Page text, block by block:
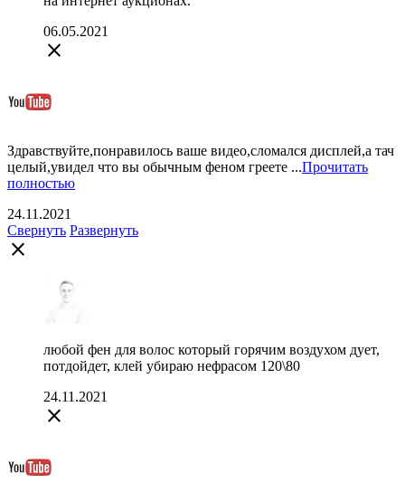
06.05.2021
close
Здравствуйте,понравилось ваше видео,сломался дисплей,а тач
целый,увидел что вы обычным феном греете ...Прочитать
полностью
24.11.2021
Свернуть Развернуть
close
любой фен для волос который горячим воздухом дует,
потдойдет, клей убираю нефрасом 120\80
24.11.2021
close